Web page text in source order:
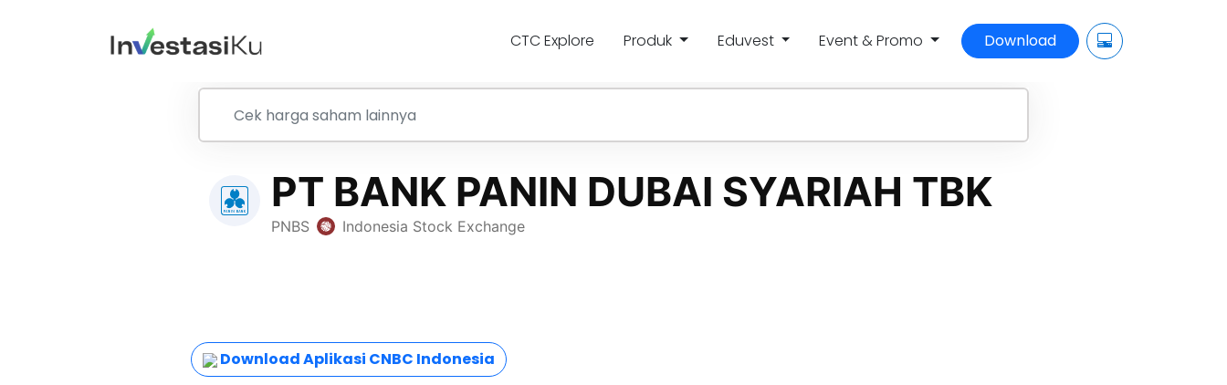
CTC Explore Produk Eduvest Event & Promo Download
Download Aplikasi CNBC Indonesia